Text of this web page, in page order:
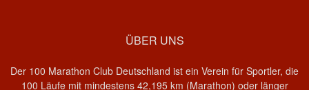
ÜBER UNS
Der 100 Marathon Club Deutschland ist ein Verein für Sportler, die
100 Läufe mit mindestens 42,195 km (Marathon) oder länger